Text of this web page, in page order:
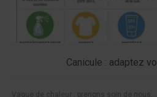
Canicule : adaptez
Vague de chaleur : prenons soin de